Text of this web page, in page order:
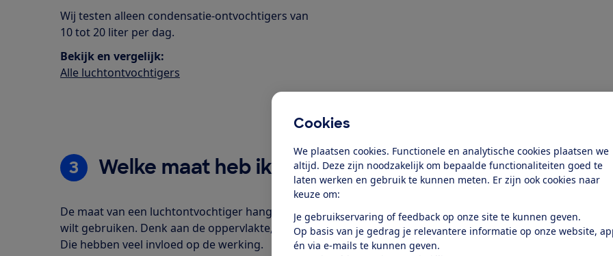
Cookies
We plaatsen cookies. Functionele en analytische cookies plaatsen we
altijd. Deze zijn noodzakelijk om bepaalde functionaliteiten goed te
laten werken en gebruik te kunnen meten. Er zijn ook cookies naar
keuze om:
Je gebruikservaring of feedback op onze site te kunnen geven.
Op basis van je gedrag je relevantere informatie op onze website,
én via e-mails te kunnen geven.
Wij testen alleen condensatie-ontvochtigers van
10 tot 20 liter per dag.
Bekijk en vergelijk:
Alle luchtontvochtigers
3 Welke maat heb ik nodig?
De maat van een luchtontvochtiger hangt af van de situatie waarin je hem
wilt gebruiken. Denk aan de oppervlakte, temperatuur en luchtvochtigheid.
Die hebben veel invloed op de werking.